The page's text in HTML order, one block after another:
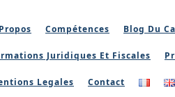
Compétences Blog Du
Juridiques Et Fiscales
Legales Contact